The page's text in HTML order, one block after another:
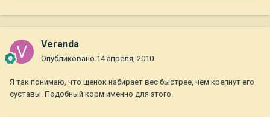
Veranda
Опубликовано 14 апреля, 2010
Я так понимаю, что щенок набирает вес быстрее, чем крепнут его
суставы. Подобный корм именно для этого.